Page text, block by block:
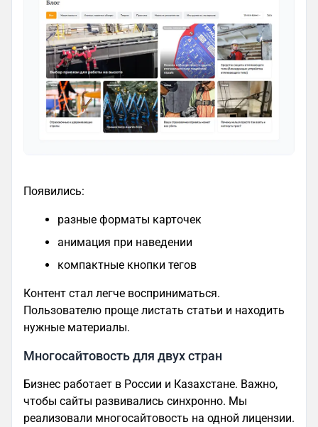
Появились:
разные форматы карточек
анимация при наведении
компактные кнопки тегов
Контент стал легче восприниматься.
Пользователю проще листать статьи и находить
нужные материалы.
Многосайтовость для двух стран
Бизнес работает в России и Казахстане. Важно,
чтобы сайты развивались синхронно. Мы
реализовали многосайтовость на одной лицензии.